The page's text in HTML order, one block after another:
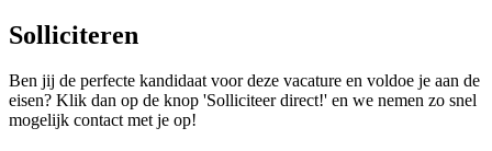
Solliciteren
Ben jij de perfecte kandidaat voor deze vacature en voldoe je aan de
eisen? Klik dan op de knop 'Solliciteer direct!' en we nemen zo snel
mogelijk contact met je op!